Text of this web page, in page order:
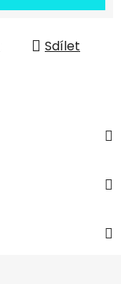
Sdílet